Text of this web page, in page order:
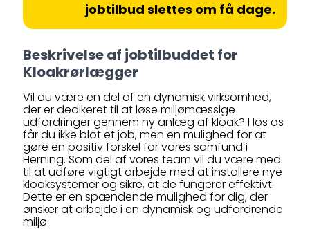
jobtilbud slettes om få dage.
Beskrivelse af jobtilbuddet for
Kloakrørlægger
Vil du være en del af en dynamisk virksomhed,
der er dedikeret til at løse miljømæssige
udfordringer gennem ny anlæg af kloak? Hos os
får du ikke blot et job, men en mulighed for at
gøre en positiv forskel for vores samfund i
Herning. Som del af vores team vil du være med
til at udføre vigtigt arbejde med at installere nye
kloaksystemer og sikre, at de fungerer effektivt.
Dette er en spændende mulighed for dig, der
ønsker at arbejde i en dynamisk og udfordrende
miljø.